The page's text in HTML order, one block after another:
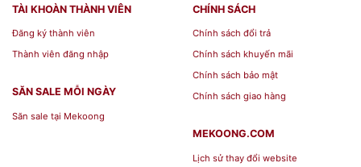
xuống nền phải đặt thẳng đứng bình 90 độ,
không được đặt nghiêng.
-- Đổ nhẹ rượu vào bình, đợi 10- 15 phút mới
được đóng nắp ( Vì đóng nắp ngay lập tức khá
rượu còn rộng rãi tạo áp suất bên trong bình
khiến cho bình ngâm không an toàn )
TÀI KHOÀN THÀNH VIÊN
Đăng ký thành viên
Thành viên đăng nhập
SĂN SALE MỖI NGÀY
Săn sale tại Mekoong
CHÍNH SÁCH
Chính sách đổi trả
Chính sách khuyến mãi
Chính sách bảo mật
Chính sách giao hàng
MEKOONG.COM
Lịch sử thay đổi website